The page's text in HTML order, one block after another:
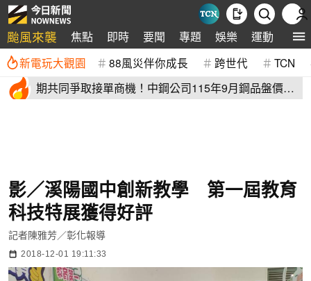
颱風來襲 焦點 即時 要聞 專題 娛樂 運動 全球
新電玩大觀園 88風災伴你成長 跨世代 TCN
期共同爭取接單商機！中鋼公司115年9月鋼品盤價全
影／溪陽國中創新教學 第一屆教育
科技特展獲得好評
記者陳雅芳／彰化報導
2018-12-01 19:11:33